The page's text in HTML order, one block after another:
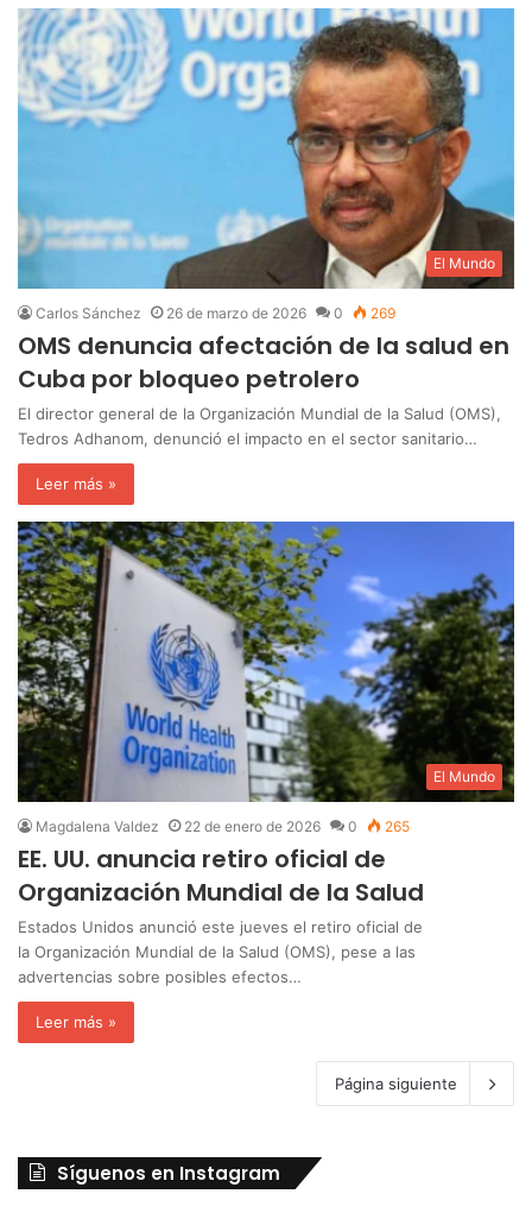
El Mundo
Carlos Sánchez 26 de marzo de 2026 0 269
OMS denuncia afectación de la salud en
Cuba por bloqueo petrolero
El director general de la Organización Mundial de la Salud (OMS),
Tedros Adhanom, denunció el impacto en el sector sanitario…
Leer más »
El Mundo
Magdalena Valdez 22 de enero de 2026 0 265
EE. UU. anuncia retiro oficial de
Organización Mundial de la Salud
Estados Unidos anunció este jueves el retiro oficial de
la Organización Mundial de la Salud (OMS), pese a las
advertencias sobre posibles efectos…
Leer más »
Página siguiente
Síguenos en Instagram